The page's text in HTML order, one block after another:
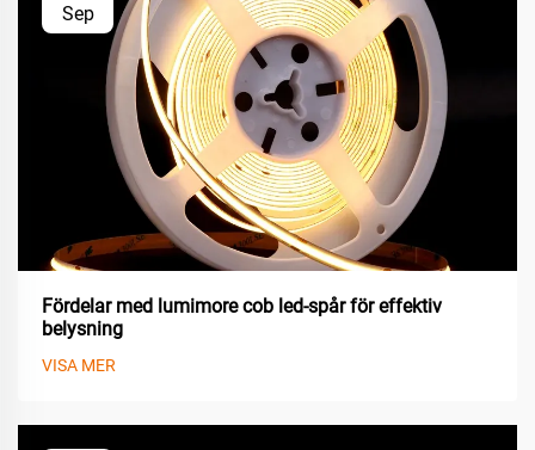
Sep
Fördelar med lumimore cob led-spår för effektiv
belysning
VISA MER